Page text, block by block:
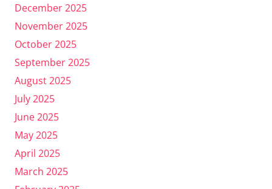
December 2025
November 2025
October 2025
September 2025
August 2025
July 2025
June 2025
May 2025
April 2025
March 2025